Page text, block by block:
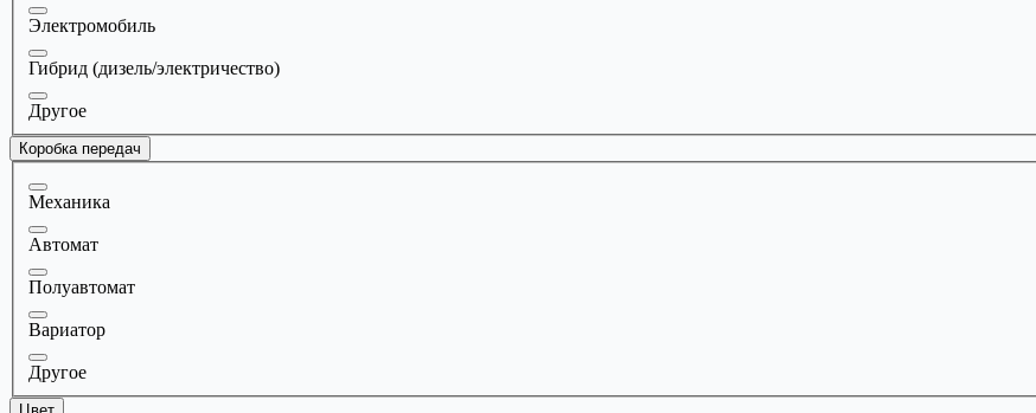
Электромобиль
Гибрид (дизель/электричество)
Другое
Коробка передач
Механика
Автомат
Полуавтомат
Вариатор
Другое